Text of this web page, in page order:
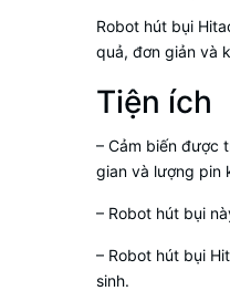
Robot hút bụi
quả, đơn giản và
Tiện ích
– Cảm biến được
gian và lượng pin
– Robot hút bụi
– Robot hút bụi
sinh.